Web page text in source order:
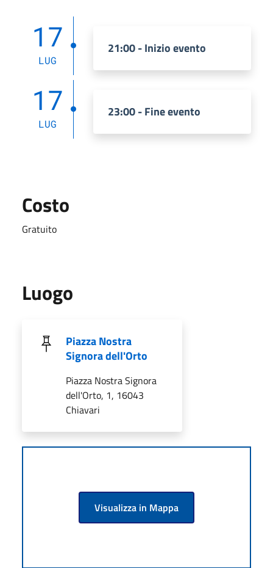
17
LUG
21:00 - Inizio evento
17
LUG
23:00 - Fine evento
Costo
Gratuito
Luogo
Piazza Nostra
Signora dell'Orto
Piazza Nostra Signora
dell'Orto, 1, 16043
Chiavari
Visualizza in Mappa